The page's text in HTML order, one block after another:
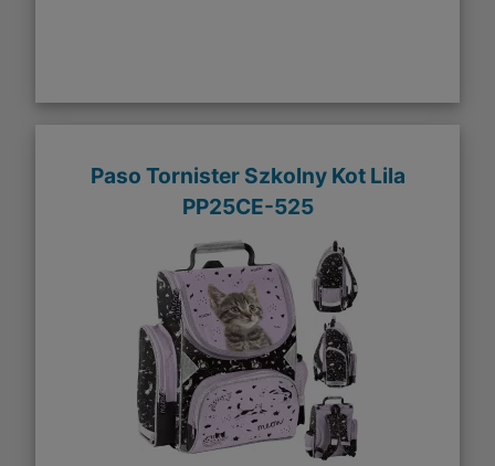
Paso Tornister Szkolny Kot Lila
PP25CE-525